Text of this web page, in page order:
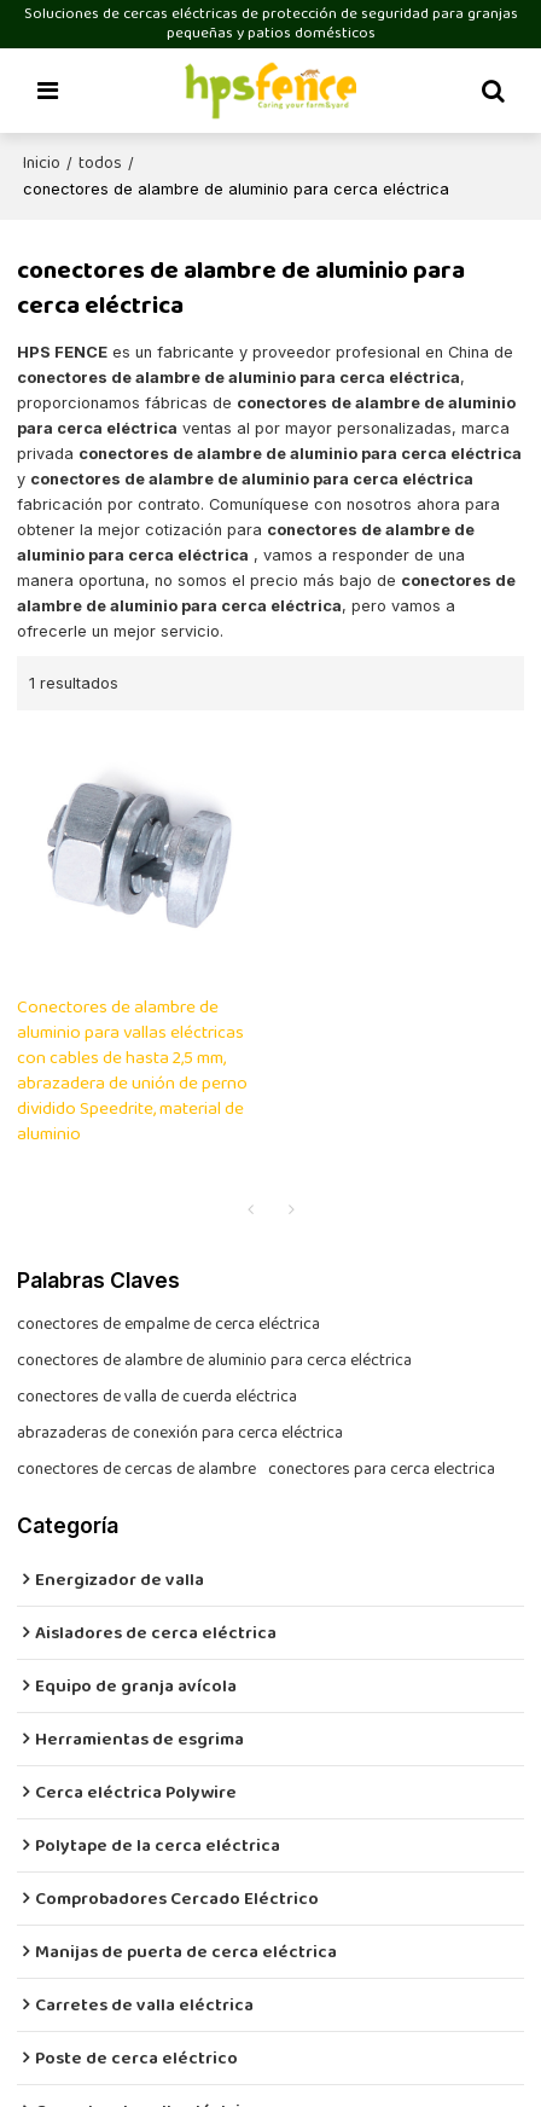
Soluciones de cercas eléctricas de protección de seguridad para granjas
pequeñas y patios domésticos
Inicio / todos /
conectores de alambre de aluminio para cerca eléctrica
conectores de alambre de aluminio para
cerca eléctrica
HPS FENCE es un fabricante y proveedor profesional en China de
conectores de alambre de aluminio para cerca eléctrica,
proporcionamos fábricas de conectores de alambre de aluminio
para cerca eléctrica ventas al por mayor personalizadas, marca
privada conectores de alambre de aluminio para cerca eléctrica
y conectores de alambre de aluminio para cerca eléctrica
fabricación por contrato. Comuníquese con nosotros ahora para
obtener la mejor cotización para conectores de alambre de
aluminio para cerca eléctrica , vamos a responder de una
manera oportuna, no somos el precio más bajo de conectores de
alambre de aluminio para cerca eléctrica, pero vamos a
ofrecerle un mejor servicio.
1 resultados
Conectores de alambre de
aluminio para vallas eléctricas
con cables de hasta 2,5 mm,
abrazadera de unión de perno
dividido Speedrite, material de
aluminio
Palabras Claves
conectores de empalme de cerca eléctrica
conectores de alambre de aluminio para cerca eléctrica
conectores de valla de cuerda eléctrica
abrazaderas de conexión para cerca eléctrica
conectores de cercas de alambre conectores para cerca electrica
Categoría
Energizador de valla
Aisladores de cerca eléctrica
Equipo de granja avícola
Herramientas de esgrima
Cerca eléctrica Polywire
Polytape de la cerca eléctrica
Comprobadores Cercado Eléctrico
Manijas de puerta de cerca eléctrica
Carretes de valla eléctrica
Poste de cerca eléctrico